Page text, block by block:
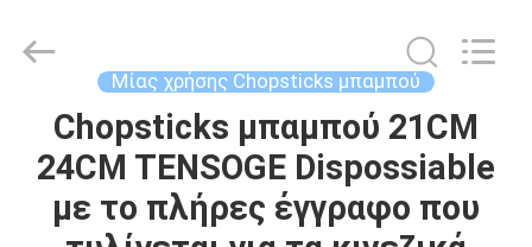
ΣΠΊΤΙ
ΠΡΟΪΌΝΤΑ
and
Export
Μίας χρήσης Chopsticks μπαμπού
Chopsticks μπαμπού 21CM
24CM TENSOGE Dispossiable
με το πλήρες έγγραφο που